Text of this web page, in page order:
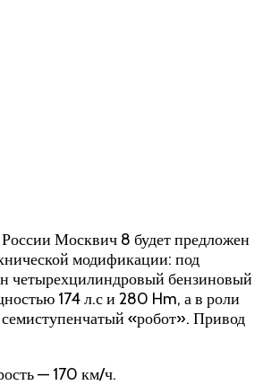
Москвич 8 будет предложен
модификации: под
четырехцилиндровый бензиновый
174 л.с и 280 Hm, а в роли
«робот». Привод
— 170 км/ч.